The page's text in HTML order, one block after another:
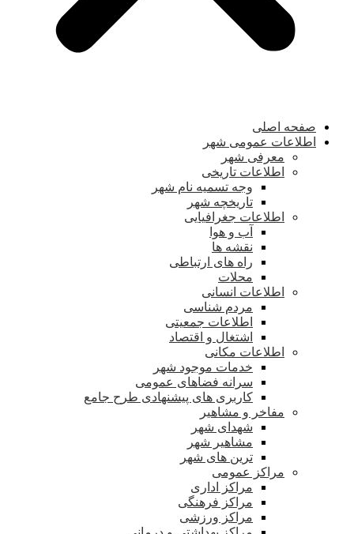
صفحه اصلی
اطلاعات عمومی شهر
معرفی شهر
اطلاعات تاریخی
وجه تسمیه نام شهر
تاریخچه شهر
اطلاعات جغرافیایی
آب و هوا
نقشه ها
راه های ارتباطی
محلات
اطلاعات انسانی
مردم شناسی
اطلاعات جمعیتی
اشتغال و اقتصاد
اطلاعات مکانی
خدمات موجود شهر
سرانه فضاهای عمومی
کاربری های پیشنهادی طرح جامع
مفاخر و مشاهیر
شهدای شهر
مشاهیر شهر
ترین های شهر
مراکز عمومی
مراکز اداری
مراکز فرهنگی
مراکز ورزشی